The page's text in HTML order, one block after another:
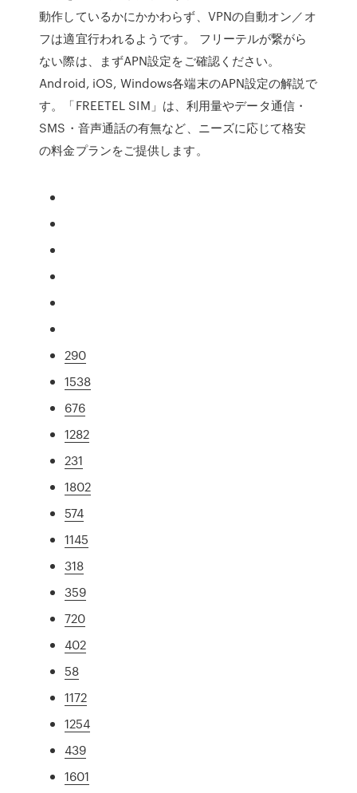
動作しているかにかかわらず、VPNの自動オン／オ
フは適宜行われるようです。 フリーテルが繋がら
ない際は、まずAPN設定をご確認ください。
Android, iOS, Windows各端末のAPN設定の解説で
す。「FREETEL SIM」は、利用量やデータ通信・
SMS・音声通話の有無など、ニーズに応じて格安
の料金プランをご提供します。
290
1538
676
1282
231
1802
574
1145
318
359
720
402
58
1172
1254
439
1601